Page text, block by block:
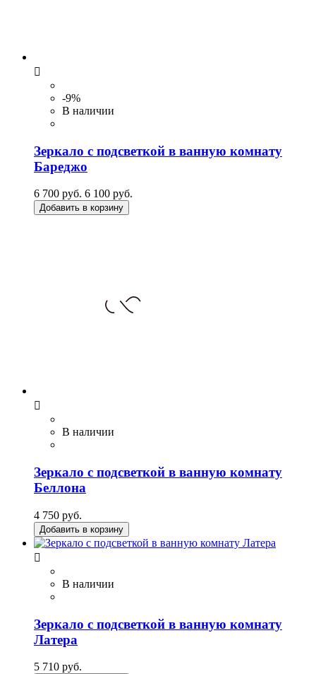

-9%
В наличии
Зеркало с подсветкой в ванную комнату
Бареджо
6 700 руб. 6 100 руб.
Добавить в корзину

В наличии
Зеркало с подсветкой в ванную комнату
Беллона
4 750 руб.
Добавить в корзину

В наличии
Зеркало с подсветкой в ванную комнату
Латера
5 710 руб.